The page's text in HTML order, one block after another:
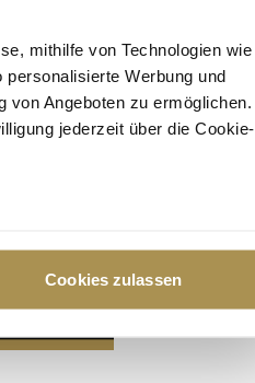
mithilfe von Technologien wie
Werbung und
von Angeboten zu ermöglichen.
jederzeit über die Cookie-
Ihre Präferenzen im
Medien anbieten zu können
Cookies zulassen